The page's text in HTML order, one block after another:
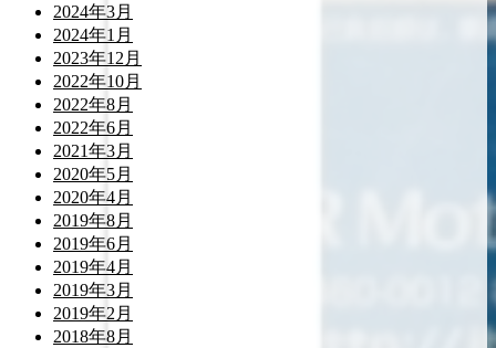
2024年3月
2024年1月
2023年12月
2022年10月
2022年8月
2022年6月
2021年3月
2020年5月
2020年4月
2019年8月
2019年6月
2019年4月
2019年3月
2019年2月
2018年8月